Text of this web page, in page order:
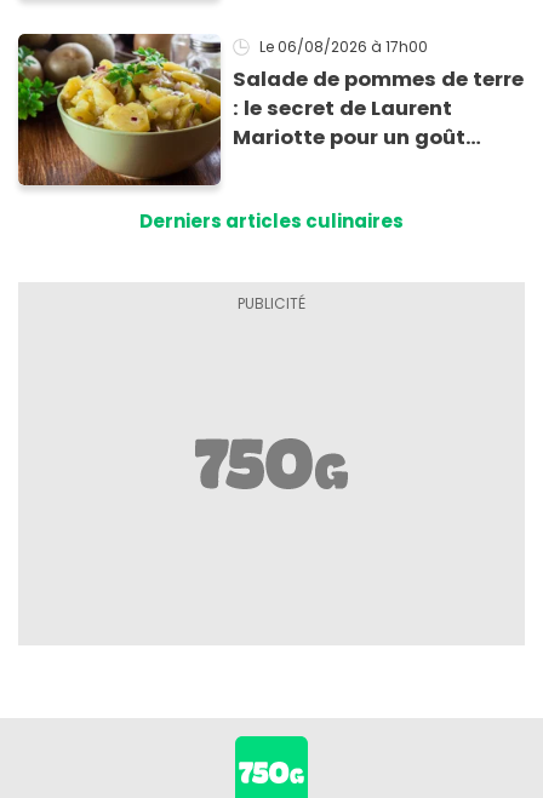
Le 06/08/2026 à 17h00
Salade de pommes de terre
: le secret de Laurent
Mariotte pour un goût
Derniers articles culinaires